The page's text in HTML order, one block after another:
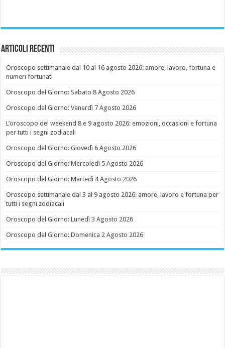
Articoli recenti
Oroscopo settimanale dal 10 al 16 agosto 2026: amore, lavoro, fortuna e
numeri fortunati
Oroscopo del Giorno: Sabato 8 Agosto 2026
Oroscopo del Giorno: Venerdì 7 Agosto 2026
L’oroscopo del weekend 8 e 9 agosto 2026: emozioni, occasioni e fortuna
per tutti i segni zodiacali
Oroscopo del Giorno: Giovedì 6 Agosto 2026
Oroscopo del Giorno: Mercoledì 5 Agosto 2026
Oroscopo del Giorno: Martedì 4 Agosto 2026
Oroscopo settimanale dal 3 al 9 agosto 2026: amore, lavoro e fortuna per
tutti i segni zodiacali
Oroscopo del Giorno: Lunedì 3 Agosto 2026
Oroscopo del Giorno: Domenica 2 Agosto 2026